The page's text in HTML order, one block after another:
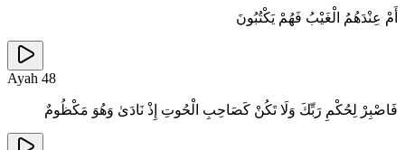
أَمْ عِنْدَهُمُ الْغَيْبُ فَهُمْ يَكْتُبُونَ
Ayah 48
فَاصْبِرْ لِحُكْمِ رَبِّكَ وَلَا تَكُنْ كَصَاحِبِ الْحُوتِ إِذْ نَادَىٰ وَهُوَ مَكْظُومٌ